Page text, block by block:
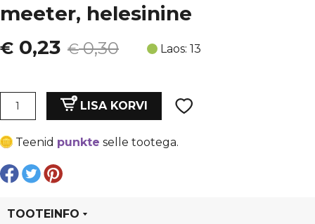
meeter, helesinine
€0,30
Algne
oli:
€ 0,30.
€ 0,23
Current
is:
€ 0,23.
Laos: 13
Vahatatud
mm,
1
tk
LISA KORVI
Teenid punkte selle tootega.
TOOTEINFO